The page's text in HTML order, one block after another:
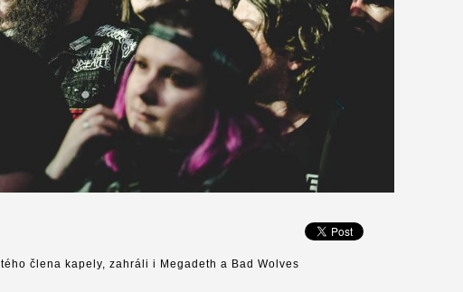
člena kapely, zahráli i Megadeth a Bad Wolves